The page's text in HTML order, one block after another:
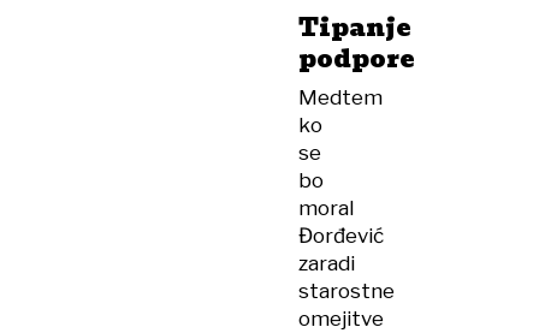
Tipanje
podpore
Medtem
ko
se
bo
moral
Đorđević
zaradi
starostne
omejitve